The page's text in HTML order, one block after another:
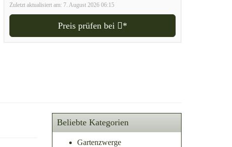
Zuletzt aktualisiert am: 7. August 2026 06:15
Preis prüfen bei *
Beliebte Kategorien
Gartenzwerge